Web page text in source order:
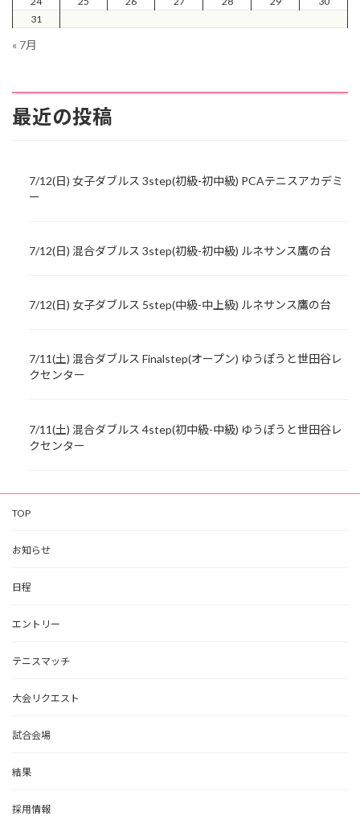
31
« 7月
最近の投稿
7/12(日) 女子ダブルス 3step(初級-初中級) PCAテニスアカデミ
ー
7/12(日) 混合ダブルス 3step(初級-初中級) ルネサンス鷹の台
7/12(日) 女子ダブルス 5step(中級-中上級) ルネサンス鷹の台
7/11(土) 混合ダブルス Finalstep(オープン) ゆうぽうと世田谷レ
クセンター
7/11(土) 混合ダブルス 4step(初中級-中級) ゆうぽうと世田谷レ
クセンター
TOP
お知らせ
日程
エントリー
テニスマッチ
大会リクエスト
試合会場
結果
採用情報